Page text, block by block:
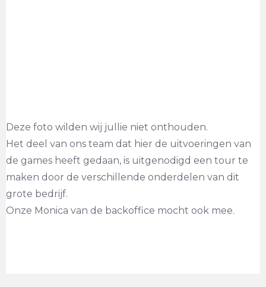
Deze foto wilden wij jullie niet onthouden.
Het deel van ons team dat hier de uitvoeringen van
de games heeft gedaan, is uitgenodigd een tour te
maken door de verschillende onderdelen van dit
grote bedrijf.
Onze Monica van de backoffice mocht ook mee.